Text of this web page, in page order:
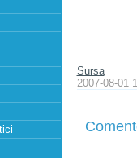
Sursa
2007-08-01